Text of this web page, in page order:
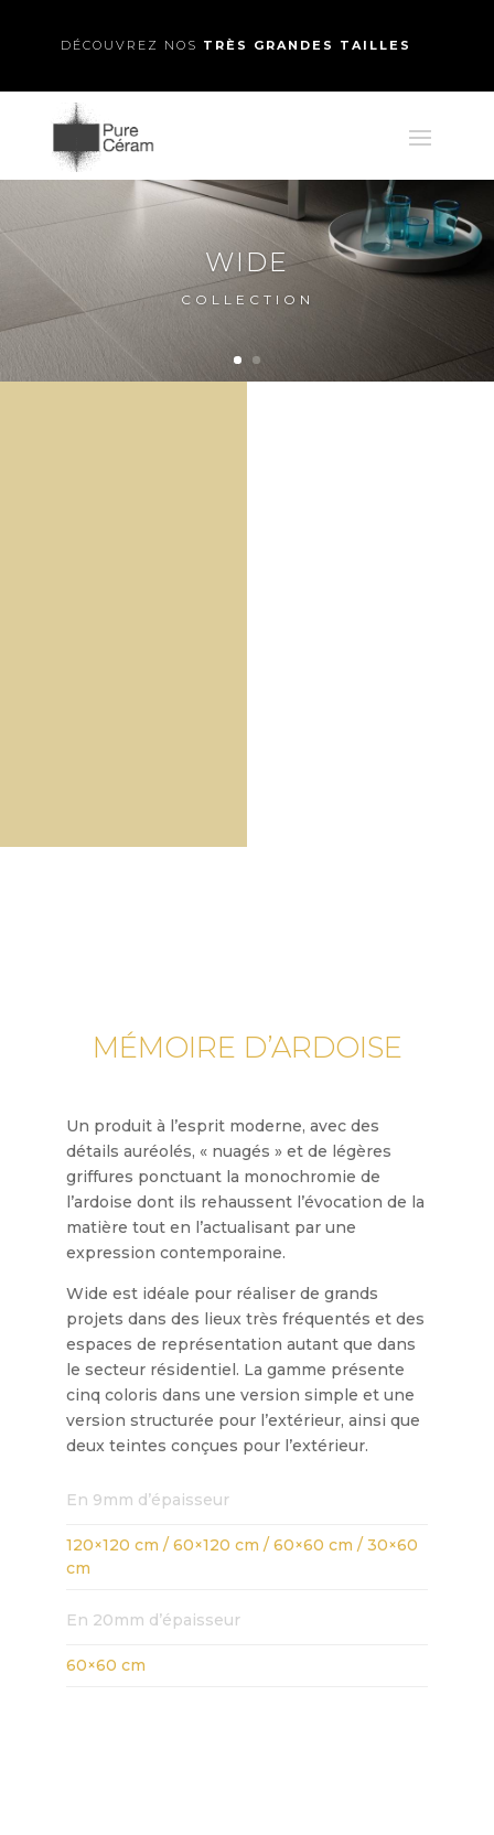
DÉCOUVREZ NOS TRÈS GRANDES TAILLES
MÉMOIRE D’ARDOISE
MÉMOIRE D’ARDOISE
Un produit à l’esprit moderne, avec des
détails auréolés, « nuagés » et de légères
griffures ponctuant la monochromie de
l’ardoise dont ils rehaussent l’évocation de la
matière tout en l’actualisant par une
expression contemporaine.
Wide est idéale pour réaliser de grands
projets dans des lieux très fréquentés et des
espaces de représentation autant que dans
le secteur résidentiel. La gamme présente
cinq coloris dans une version simple et une
version structurée pour l’extérieur, ainsi que
deux teintes conçues pour l’extérieur.
En 9mm d’épaisseur
120×120 cm / 60×120 cm / 60×60 cm / 30×60
cm
En 20mm d’épaisseur
60×60 cm